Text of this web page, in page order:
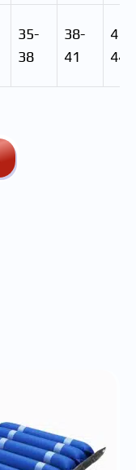
35-
38
38-
41
41-
44